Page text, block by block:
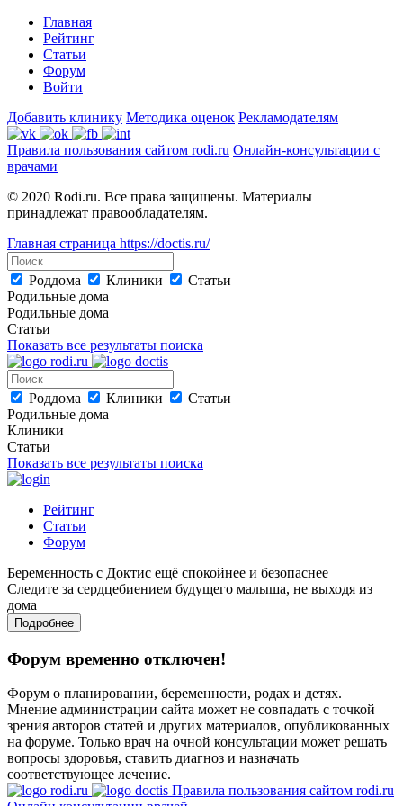
Главная
Рейтинг
Статьи
Форум
Войти
Добавить клинику Методика оценок Рекламодателям
Правила пользования сайтом rodi.ru Онлайн-консультации с
врачами
© 2020 Rodi.ru. Все права защищены. Материалы
принадлежат правообладателям.
Главная страница https://doctis.ru/
Роддома Клиники
Статьи
Родильные дома
Родильные дома
Статьи
Показать все результаты поиска
Роддома Клиники
Статьи
Родильные дома
Клиники
Статьи
Показать все результаты поиска
Рейтинг
Статьи
Форум
Беременность с Доктис ещё спокойнее и безопаснее
Следите за сердцебиением будущего малыша, не выходя из
дома
Подробнее
Форум временно отключен!
Форум о планировании, беременности, родах и детях.
Мнение администрации сайта может не совпадать с точкой
зрения авторов статей и других материалов, опубликованных
на форуме. Только врач на очной консультации может решать
вопросы здоровья, ставить диагноз и назначать
соответствующее лечение.
Правила пользования сайтом rodi.ru